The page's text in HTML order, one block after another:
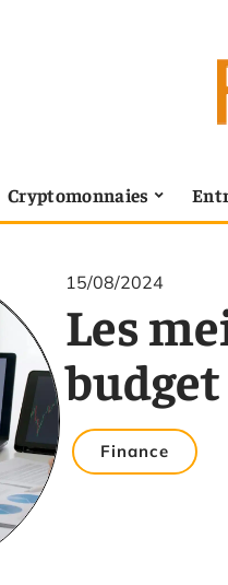
Cryptomonnaies
15/08/2024
Les
budget
Finance